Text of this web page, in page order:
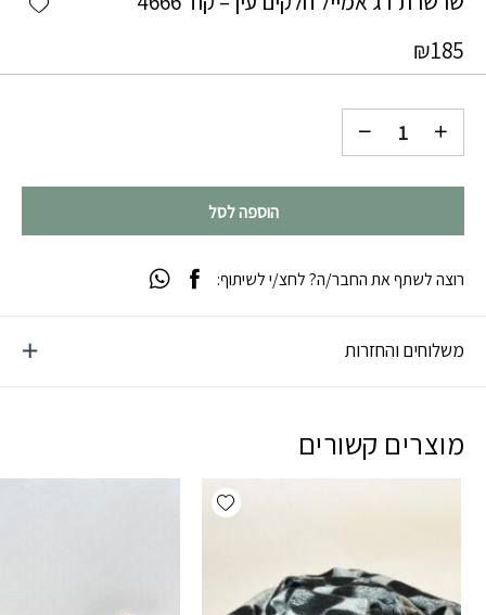
₪185
הוספה לסל
משלוחים והחזרות
רוצה לשתף את החבר/ה? לחצ/י לשיתוף:
מוצרים קשורים
Add wishlist